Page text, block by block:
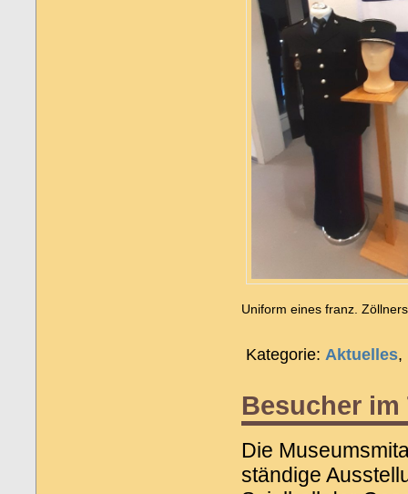
Uniform eines franz. Zöllners
Kategorie: Aktuelles,
Besucher
Die
ständige